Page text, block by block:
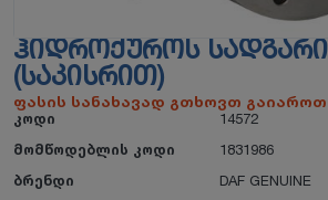
ᲰᲘᲓᲠᲝᲥᲣᲠᲝᲡ ᲡᲐᲓᲒᲐᲠᲘ
(ᲡᲐᲙᲘᲡᲠᲘᲗ)
ფასის სანახავად გთხოვთ
კოდი
14572
მომწოდებლის კოდი
1831986
ბრენდი
DAF GENUINE